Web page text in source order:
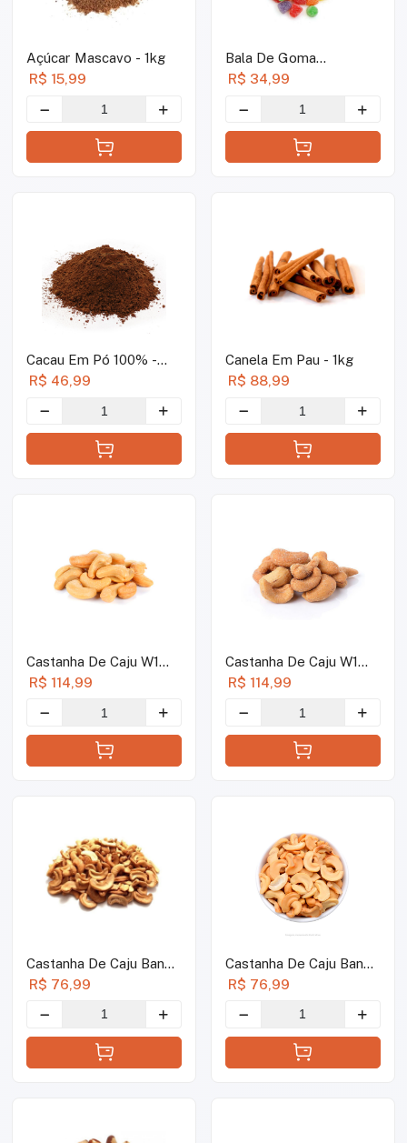
Açúcar Mascavo - 1kg
R$ 15,99
Bala De Goma
Confeitada - 10g
R$ 34,99
Cacau Em Pó 100% -
1kg
R$ 46,99
Canela Em Pau - 1kg
R$ 88,99
Castanha De Caju W1
Torrada Sem Sal - 1kg
R$ 114,99
Castanha De Caju W1
Torrada Com Sal - 1kg
R$ 114,99
Castanha De Caju Banda
Torrada Com Sal - 1kg
R$ 76,99
Castanha De Caju Banda
Torrada Sem Sal - 1kg
R$ 76,99